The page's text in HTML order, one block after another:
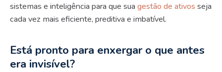
sistemas e inteligência para que sua gestão de ativos seja
cada vez mais eficiente, preditiva e imbatível.
Está pronto para enxergar o que antes
era invisível?